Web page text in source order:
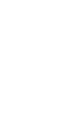
Wochenende, Aug.